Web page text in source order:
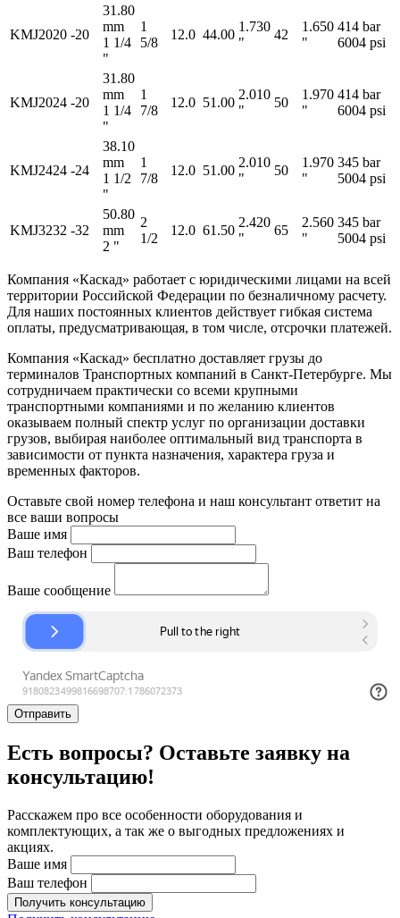
KMJ2020 -20
31.80
mm
1 1/4
"
1
5/8
12.0 44.00
1.730
"
42
1.650
"
414 bar
6004 psi
KMJ2024 -20
31.80
mm
1 1/4
"
1
7/8
12.0 51.00
2.010
"
50
1.970
"
414 bar
6004 psi
KMJ2424 -24
38.10
mm
1 1/2
"
1
7/8
12.0 51.00
2.010
"
50
1.970
"
345 bar
5004 psi
KMJ3232 -32
50.80
mm
2 "
2
1/2
12.0 61.50
2.420
"
65
2.560
"
345 bar
5004 psi
Компания «Каскад» работает с юридическими лицами на всей
территории Российской Федерации по безналичному расчету.
Для наших постоянных клиентов действует гибкая система
оплаты, предусматривающая, в том числе, отсрочки платежей.
Компания «Каскад» бесплатно доставляет грузы до
терминалов Транспортных компаний в Санкт-Петербурге. Мы
сотрудничаем практически со всеми крупными
транспортными компаниями и по желанию клиентов
оказываем полный спектр услуг по организации доставки
грузов, выбирая наиболее оптимальный вид транспорта в
зависимости от пункта назначения, характера груза и
временных факторов.
Оставьте свой номер телефона и наш консультант ответит на
все ваши вопросы
Ваше имя
Ваш телефон
Ваше сообщение
Отправить
Есть вопросы? Оставьте заявку на
консультацию!
Расскажем про все особенности оборудования и
комплектующих, а так же о выгодных предложениях и
акциях.
Ваше имя
Ваш телефон
Получить консультацию